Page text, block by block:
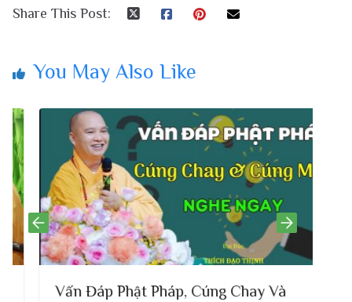
Share This Post:
You May Also Like
Vấn Đáp Phật Pháp, Cúng Chay Và